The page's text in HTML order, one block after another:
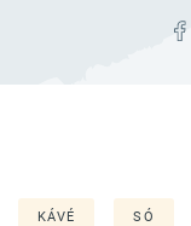
KÁVÉ SÓ